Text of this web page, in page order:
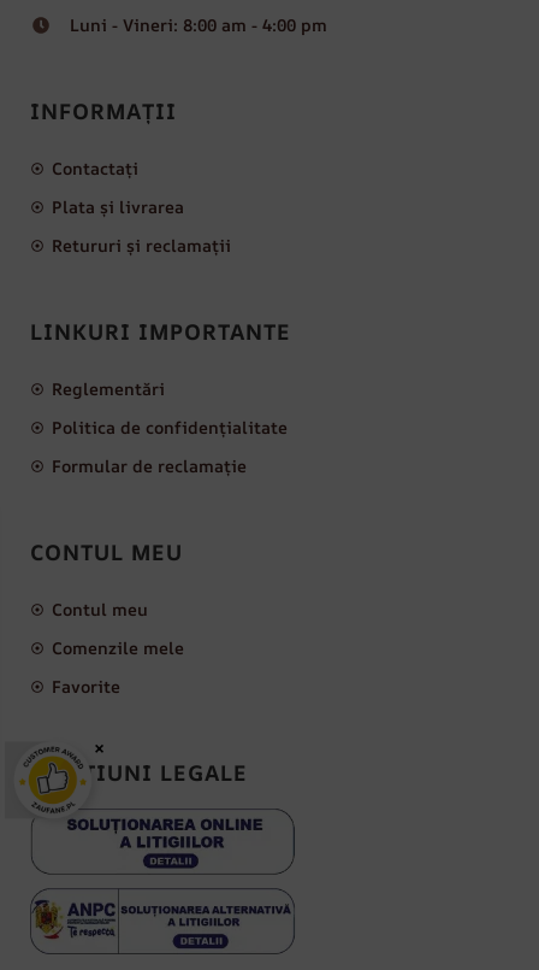
Luni - Vineri: 8:00 am - 4:00 pm
INFORMAȚII
Contactați
Plata și livrarea
Retururi și reclamații
LINKURI IMPORTANTE
Reglementări
Politica de confidențialitate
Formular de reclamație
CONTUL MEU
Contul meu
Comenzile mele
Favorite
MENȚIUNI LEGALE
×